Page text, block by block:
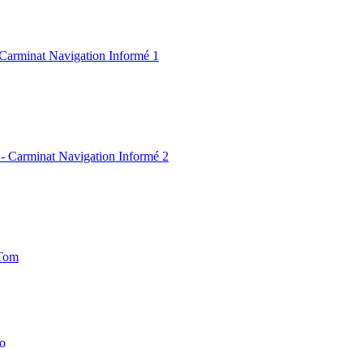
Navigation Informé 1
Carminat Navigation Informé 2